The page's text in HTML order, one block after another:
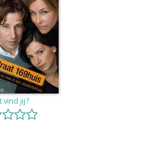
vind jij?